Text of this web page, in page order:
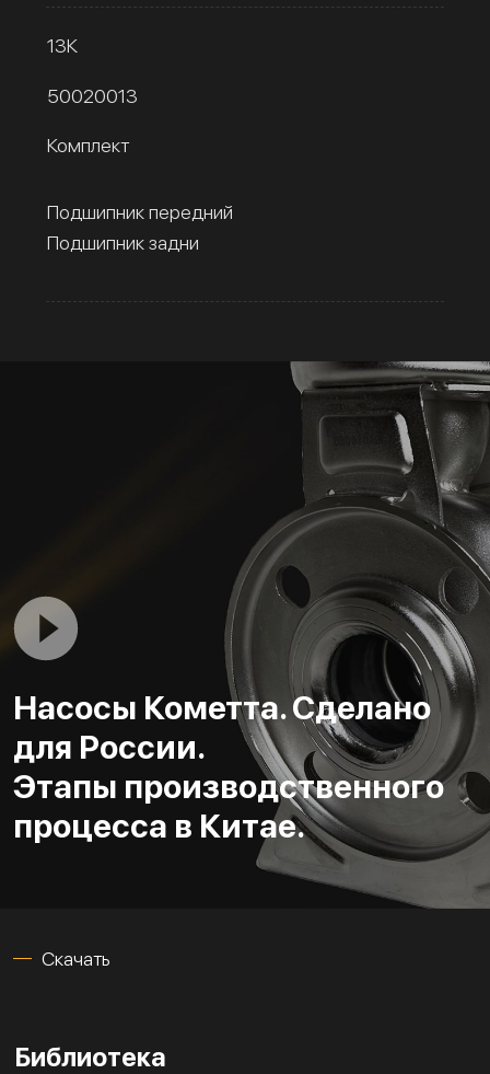
13К
50020013
Комплект
Подшипник передний
Подшипник задни
Насосы Кометта. Сделано
для России.
Этапы производственного
процесса в Китае.
Скачать
Библиотека